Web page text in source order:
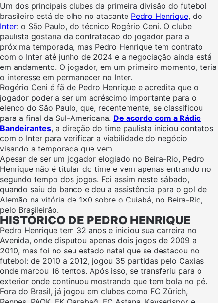
Um dos principais clubes da primeira divisão do futebol
brasileiro está de olho no atacante Pedro Henrique, do
Inter: o São Paulo, do técnico Rogério Ceni. O clube
paulista gostaria da contratação do jogador para a
próxima temporada, mas Pedro Henrique tem contrato
com o Inter até junho de 2024 e a negociação ainda está
em andamento. O jogador, em um primeiro momento, teria
o interesse em permanecer no Inter.
Rogério Ceni é fã de Pedro Henrique e acredita que o
jogador poderia ser um acréscimo importante para o
elenco do São Paulo, que, recentemente, se classificou
para a final da Sul-Americana. De acordo com a Rádio
Bandeirantes, a direção do time paulista iniciou contatos
com o Inter para verificar a viabilidade do negócio
visando a temporada que vem.
Apesar de ser um jogador elogiado no Beira-Rio, Pedro
Henrique não é titular do time e vem apenas entrando no
segundo tempo dos jogos. Foi assim neste sábado,
quando saiu do banco e deu a assistência para o gol de
Alemão na vitória de 1×0 sobre o Cuiabá, no Beira-Rio,
pelo Brasileirão.
HISTÓRICO DE PEDRO HENRIQUE
Pedro Henrique tem 32 anos e iniciou sua carreira no
Avenida, onde disputou apenas dois jogos de 2009 a
2010, mas foi no seu estado natal que se destacou no
futebol: de 2010 a 2012, jogou 35 partidas pelo Caxias
onde marcou 16 tentos. Após isso, se transferiu para o
exterior onde continuou mostrando que tem bola no pé.
Fora do Brasil, já jogou em clubes como FC Zürich,